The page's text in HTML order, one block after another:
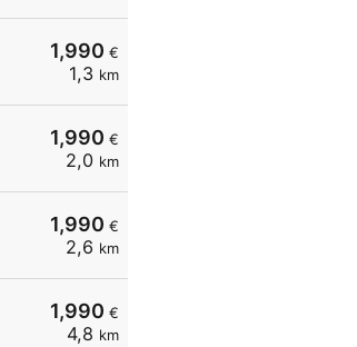
1,990 €
1,3 km
1,990 €
2,0 km
1,990 €
2,6 km
1,990 €
4,8 km